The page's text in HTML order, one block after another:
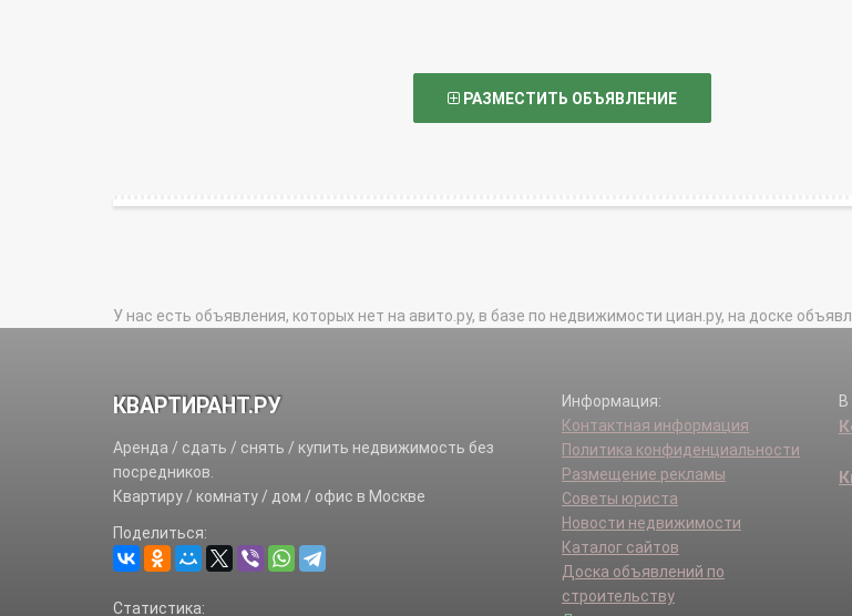
РАЗМЕСТИТЬ ОБЪЯВЛЕНИЕ
У нас есть объявления, которых нет на авито.ру, в базе по недвижимости циан.ру, на доске
КВАРТИРАНТ.РУ
Аренда / сдать / снять / купить недвижимость без
посредников.
Квартиру / комнату / дом / офис в Москве
Поделиться:
Статистика:
Информация:
Контактная информация
Политика конфиденциальности
Размещение рекламы
Советы юриста
Новости недвижимости
Каталог сайтов
Доска объявлений по
строительству
В